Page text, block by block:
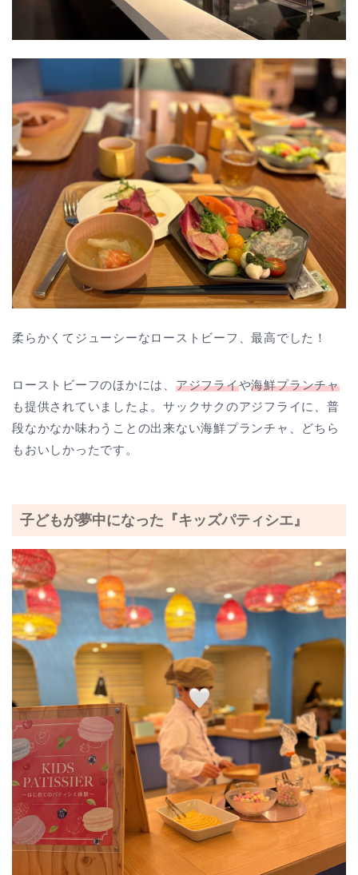
柔らかくてジューシーなローストビーフ、最高でした！
ローストビーフのほかには、 アジフライや海鮮プランチャ
も提供されていましたよ。サックサクのアジフライに、普
段なかなか味わうことの出来ない海鮮プランチャ、どちら
もおいしかったです。
子どもが夢中になった『キッズパティシエ』